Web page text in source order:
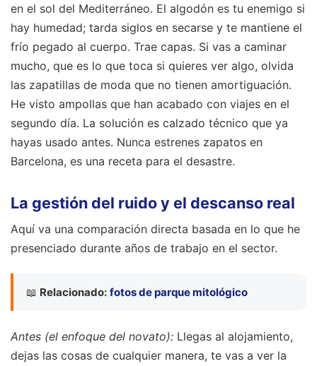
en el sol del Mediterráneo. El algodón es tu enemigo si
hay humedad; tarda siglos en secarse y te mantiene el
frío pegado al cuerpo. Trae capas. Si vas a caminar
mucho, que es lo que toca si quieres ver algo, olvida
las zapatillas de moda que no tienen amortiguación.
He visto ampollas que han acabado con viajes en el
segundo día. La solución es calzado técnico que ya
hayas usado antes. Nunca estrenes zapatos en
Barcelona, es una receta para el desastre.
La gestión del ruido y el descanso real
Aquí va una comparación directa basada en lo que he
presenciado durante años de trabajo en el sector.
📖 Relacionado: fotos de parque mitológico
Antes (el enfoque del novato): Llegas al alojamiento,
dejas las cosas de cualquier manera, te vas a ver la